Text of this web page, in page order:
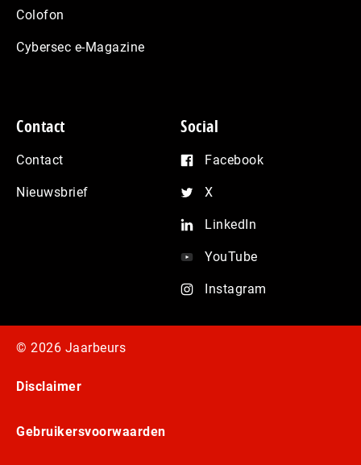
Colofon
Cybersec e-Magazine
Contact
Contact
Nieuwsbrief
Social
Facebook
X
LinkedIn
YouTube
Instagram
© 2026 Jaarbeurs
Disclaimer
Gebruikersvoorwaarden